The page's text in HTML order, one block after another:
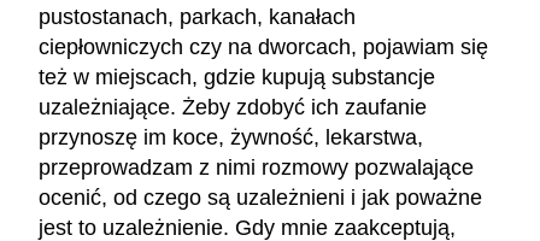
pustostanach, parkach, kanałach
ciepłowniczych czy na dworcach, pojawiam się
też w miejscach, gdzie kupują substancje
uzależniające. Żeby zdobyć ich zaufanie
przynoszę im koce, żywność, lekarstwa,
przeprowadzam z nimi rozmowy pozwalające
ocenić, od czego są uzależnieni i jak poważne
jest to uzależnienie. Gdy mnie zaakceptują,